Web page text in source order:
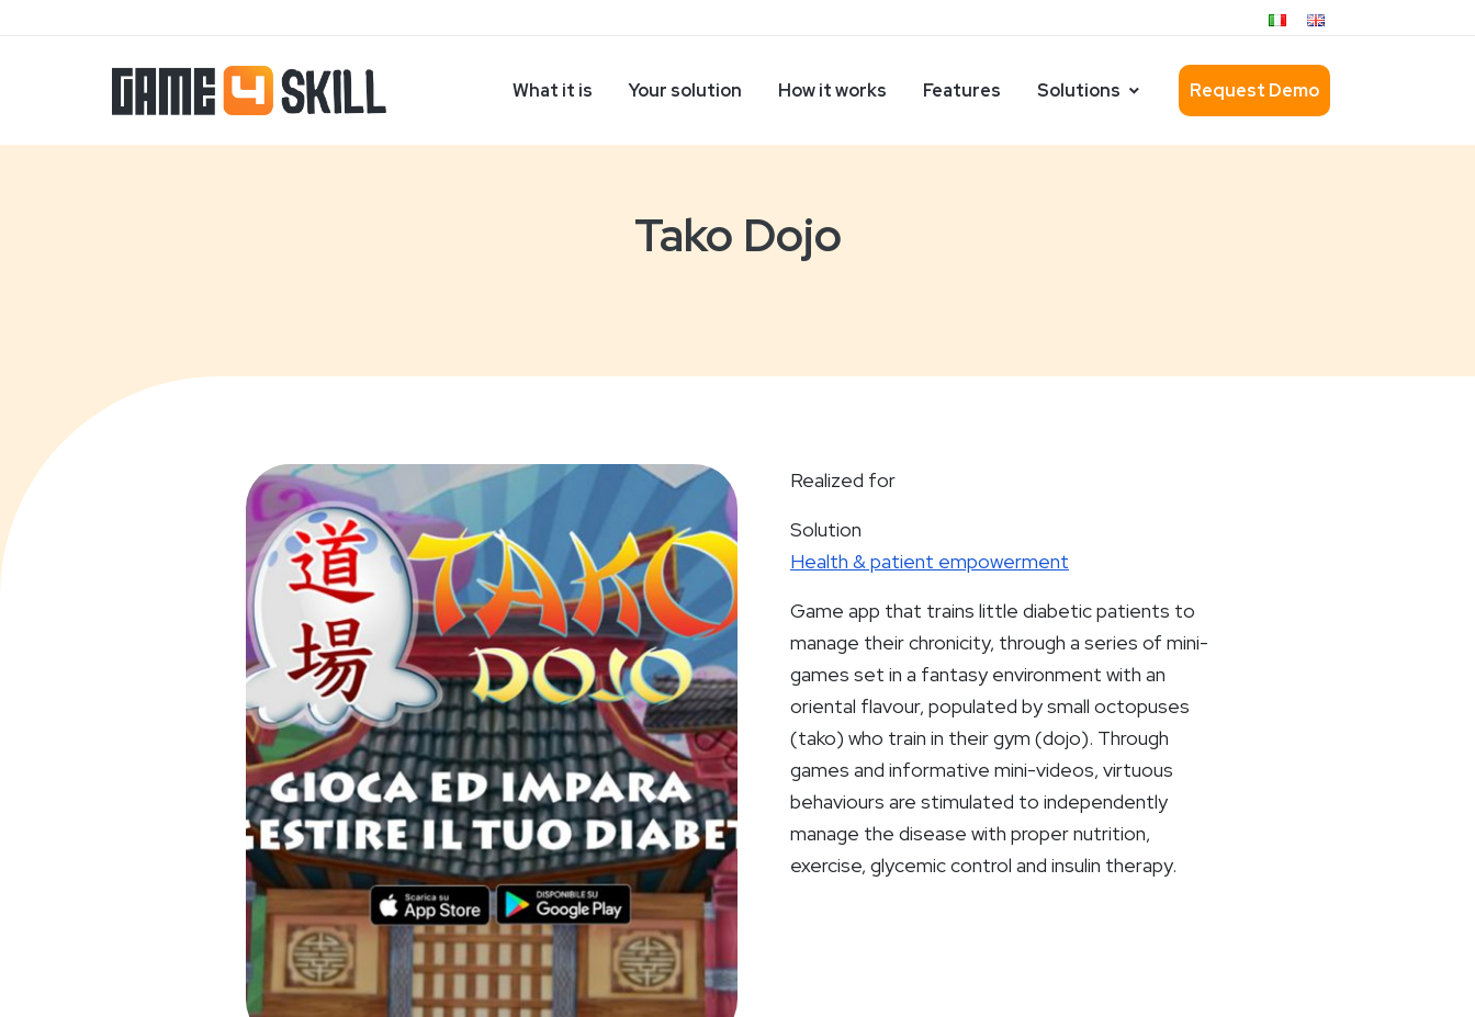
What it is Your solution How it works Features Solutions Request Demo
Tako Dojo
Realized for
Solution
Health & patient empowerment
Game app that trains little diabetic patients to
manage their chronicity, through a series of mini-
games set in a fantasy environment with an
oriental flavour, populated by small octopuses
(tako) who train in their gym (dojo). Through
games and informative mini-videos, virtuous
behaviours are stimulated to independently
manage the disease with proper nutrition,
exercise, glycemic control and insulin therapy.